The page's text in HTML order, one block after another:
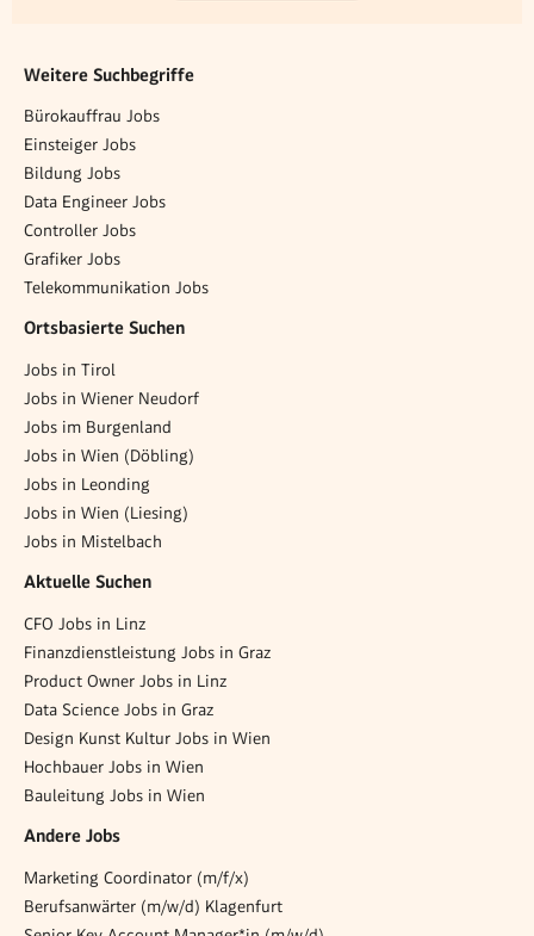
Weitere Suchbegriffe
Bürokauffrau Jobs
Einsteiger Jobs
Bildung Jobs
Data Engineer Jobs
Controller Jobs
Grafiker Jobs
Telekommunikation Jobs
Ortsbasierte Suchen
Jobs in Tirol
Jobs in Wiener Neudorf
Jobs im Burgenland
Jobs in Wien (Döbling)
Jobs in Leonding
Jobs in Wien (Liesing)
Jobs in Mistelbach
Aktuelle Suchen
CFO Jobs in Linz
Finanzdienstleistung Jobs in Graz
Product Owner Jobs in Linz
Data Science Jobs in Graz
Design Kunst Kultur Jobs in Wien
Hochbauer Jobs in Wien
Bauleitung Jobs in Wien
Andere Jobs
Marketing Coordinator (m/f/x)
Berufsanwärter (m/w/d) Klagenfurt